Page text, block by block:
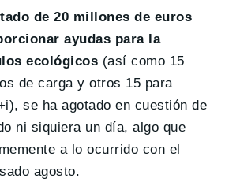
de 20 millones de euros
ayudas para la
ecológicos (así como 15
de carga y otros 15 para
se ha agotado en cuestión de
ni siquiera un día, algo que
a lo ocurrido con el
agosto.